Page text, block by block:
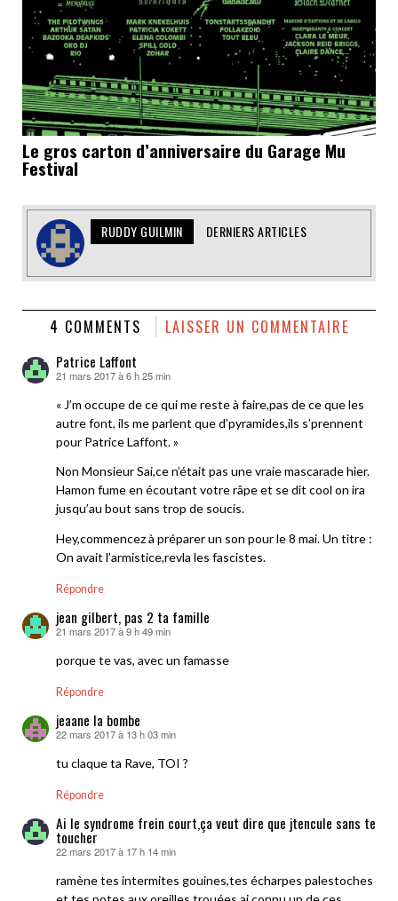
Le gros carton d’anniversaire du Garage Mu
Festival
RUDDY GUILMIN DERNIERS ARTICLES
4 COMMENTS LAISSER UN COMMENTAIRE
Patrice Laffont
dit :
21 mars 2017 à 6 h 25 min
« J’m occupe de ce qui me reste à faire,pas de ce que les
autre font, ils me parlent que d’pyramides,ils s’prennent
pour Patrice Laffont. »
Non Monsieur Sai,ce n’était pas une vraie mascarade hier.
Hamon fume en écoutant votre râpe et se dit cool on ira
jusqu’au bout sans trop de soucis.
Hey,commencez à préparer un son pour le 8 mai. Un titre :
On avait l’armistice,revla les fascistes.
Répondre
jean gilbert, pas 2 ta famille
dit :
21 mars 2017 à 9 h 49 min
porque te vas, avec un famasse
Répondre
jeaane la bombe
dit :
22 mars 2017 à 13 h 03 min
tu claque ta Rave, TOI ?
Répondre
Ai le syndrome frein court,ça veut dire que jtencule sans te
toucher
dit :
22 mars 2017 à 17 h 14 min
ramène tes intermites gouines,tes écharpes palestoches